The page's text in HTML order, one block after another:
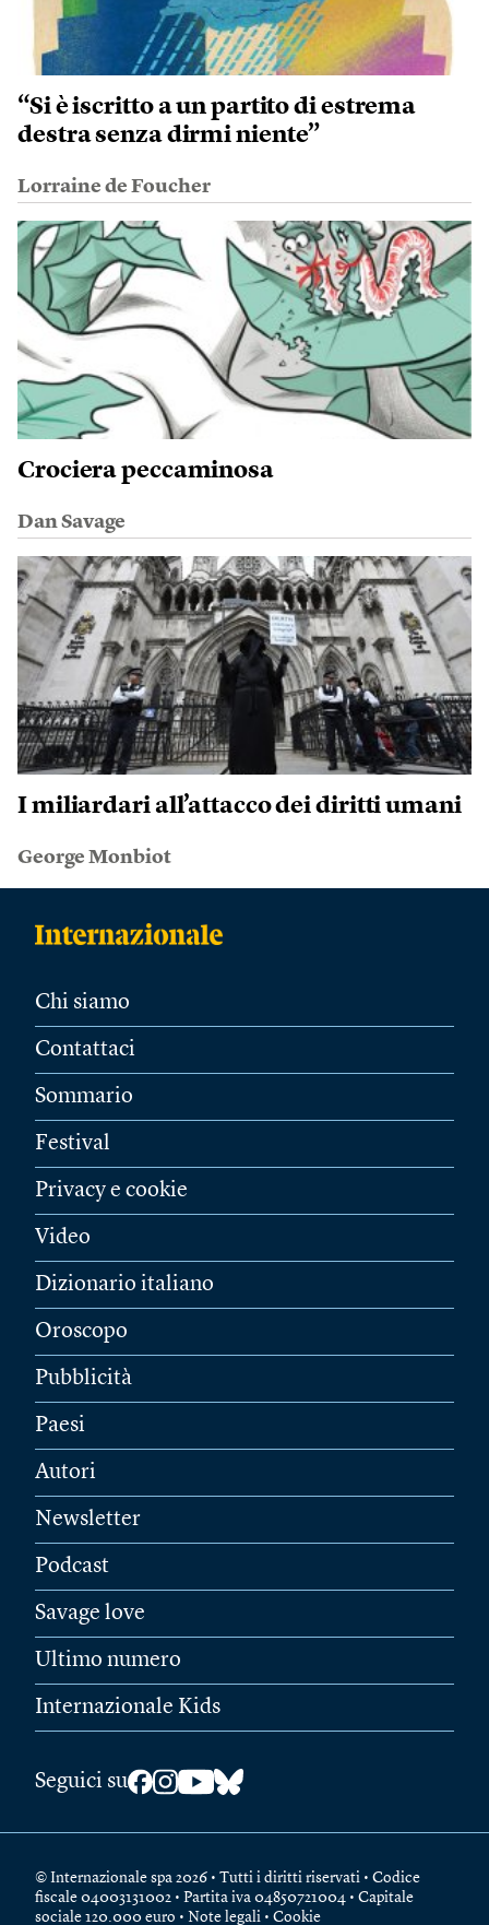
“Si è iscritto a un partito di estrema
destra senza dirmi niente”
Lorraine de Foucher
Crociera peccaminosa
Dan Savage
I miliardari all’attacco dei diritti umani
George Monbiot
Chi siamo
Contattaci
Sommario
Festival
Privacy e cookie
Video
Dizionario italiano
Oroscopo
Pubblicità
Paesi
Autori
Newsletter
Podcast
Savage love
Ultimo numero
Internazionale Kids
Seguici su
© Internazionale spa 2026 • Tutti i diritti riservati • Codice
fiscale 04003131002 • Partita iva 04850721004 • Capitale
sociale 120.000 euro • Note legali • Cookie